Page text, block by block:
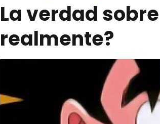
La verdad
realmente?